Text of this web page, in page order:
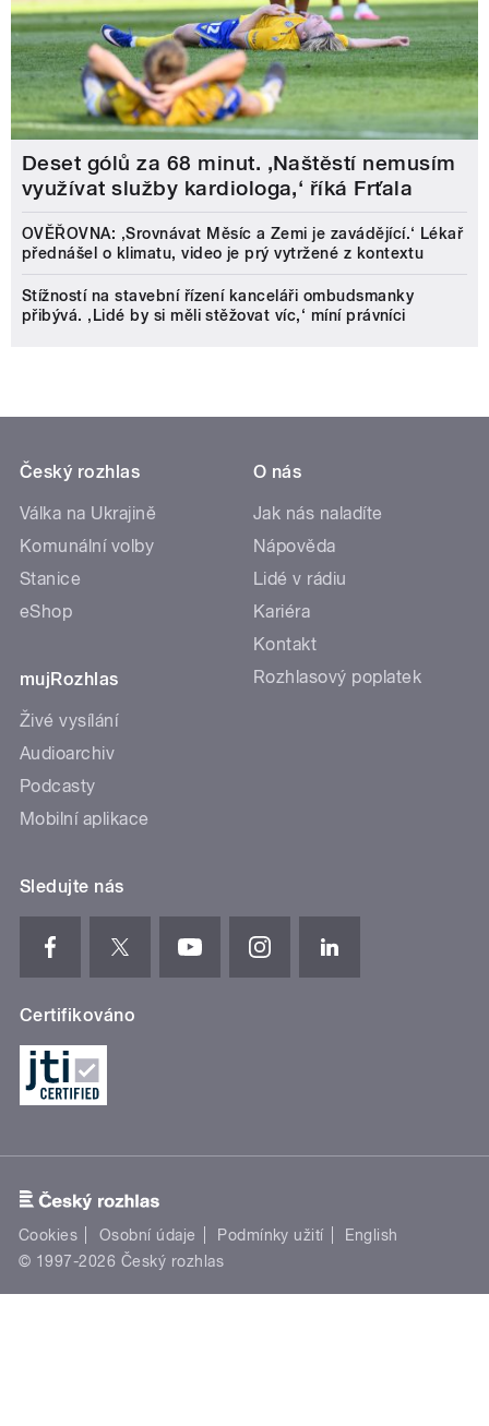
Deset gólů za 68 minut. ,Naštěstí nemusím
využívat služby kardiologa,‘ říká Frťala
OVĚŘOVNA: ‚Srovnávat Měsíc a Zemi je zavádějící.‘ Lékař
přednášel o klimatu, video je prý vytržené z kontextu
Stížností na stavební řízení kanceláři ombudsmanky
přibývá. ‚Lidé by si měli stěžovat víc,‘ míní právníci
Český rozhlas
Válka na Ukrajině
Komunální volby
Stanice
eShop
mujRozhlas
Živé vysílání
Audioarchiv
Podcasty
Mobilní aplikace
O nás
Jak nás naladíte
Nápověda
Lidé v rádiu
Kariéra
Kontakt
Rozhlasový poplatek
Sledujte nás
Certifikováno
Cookies Osobní údaje Podmínky užití
English
© 1997-2026 Český rozhlas